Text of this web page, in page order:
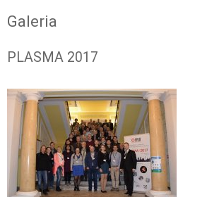
Galeria
PLASMA 2017